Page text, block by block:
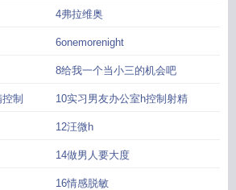
4弗拉维奥
6onemorenight
8给我一个当小三的机会吧
制 10实习男友办公室h控制射精
12汪微h
14做男人要大度
16情感脱敏